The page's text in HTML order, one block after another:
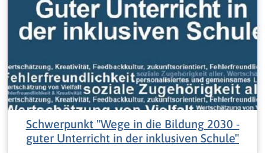
Schwerpunkt "Wege in die Bildung 2030 -
guter Unterricht in der inklusiven Schule"